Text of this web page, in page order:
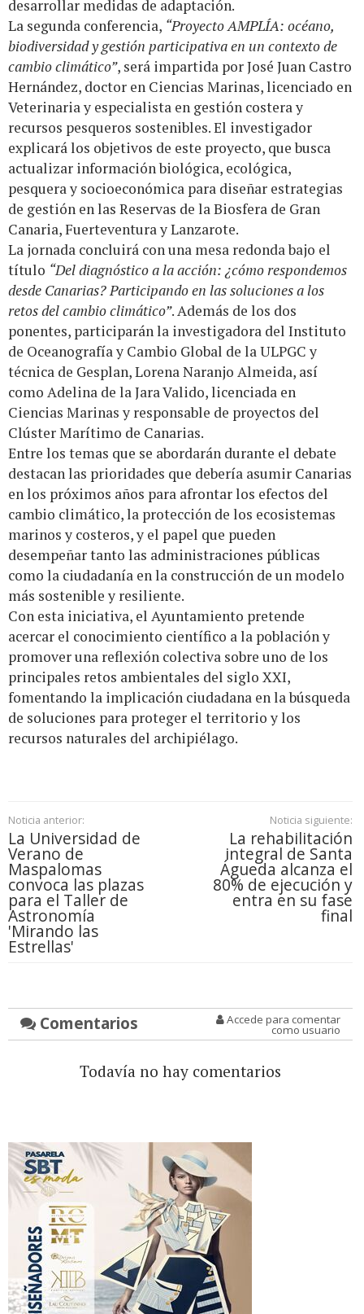
desarrollar medidas de adaptación.
La segunda conferencia, “Proyecto AMPLÍA: océano,
biodiversidad y gestión participativa en un contexto de
cambio climático”, será impartida por José Juan Castro
Hernández, doctor en Ciencias Marinas, licenciado en
Veterinaria y especialista en gestión costera y
recursos pesqueros sostenibles. El investigador
explicará los objetivos de este proyecto, que busca
actualizar información biológica, ecológica,
pesquera y socioeconómica para diseñar estrategias
de gestión en las Reservas de la Biosfera de Gran
Canaria, Fuerteventura y Lanzarote.
La jornada concluirá con una mesa redonda bajo el
título “Del diagnóstico a la acción: ¿cómo respondemos
desde Canarias? Participando en las soluciones a los
retos del cambio climático”. Además de los dos
ponentes, participarán la investigadora del Instituto
de Oceanografía y Cambio Global de la ULPGC y
técnica de Gesplan, Lorena Naranjo Almeida, así
como Adelina de la Jara Valido, licenciada en
Ciencias Marinas y responsable de proyectos del
Clúster Marítimo de Canarias.
Entre los temas que se abordarán durante el debate
destacan las prioridades que debería asumir Canarias
en los próximos años para afrontar los efectos del
cambio climático, la protección de los ecosistemas
marinos y costeros, y el papel que pueden
desempeñar tanto las administraciones públicas
como la ciudadanía en la construcción de un modelo
más sostenible y resiliente.
Con esta iniciativa, el Ayuntamiento pretende
acercar el conocimiento científico a la población y
promover una reflexión colectiva sobre uno de los
principales retos ambientales del siglo XXI,
fomentando la implicación ciudadana en la búsqueda
de soluciones para proteger el territorio y los
recursos naturales del archipiélago.
Noticia anterior:
La Universidad de
Verano de
Maspalomas
convoca las plazas
para el Taller de
Astronomía
'Mirando las
Estrellas'
Noticia siguiente:
La rehabilitación
integral de Santa
Águeda alcanza el
80% de ejecución y
entra en su fase
final
Comentarios Accede para comentar
como usuario
Todavía no hay comentarios